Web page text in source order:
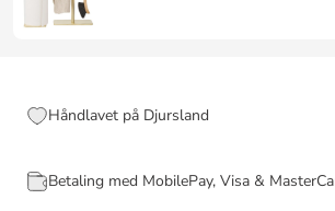
Håndlavet på Djursland
Betaling med MobilePay, Visa &